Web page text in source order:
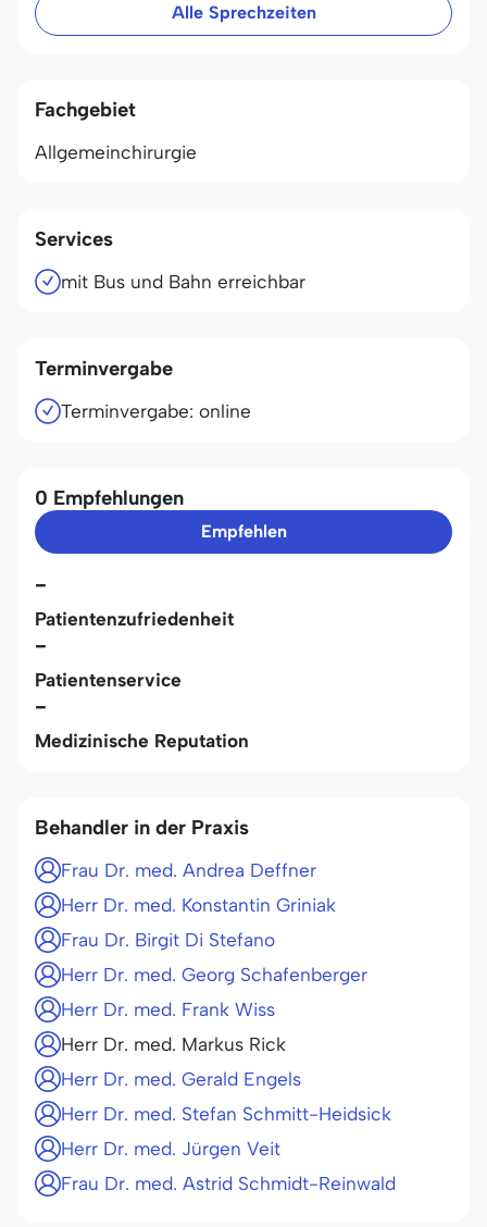
Alle Sprechzeiten
Fachgebiet
Allgemeinchirurgie
Services
mit Bus und Bahn erreichbar
Terminvergabe
Terminvergabe: online
0 Empfehlungen
Empfehlen
-
Patientenzufriedenheit
-
Patientenservice
-
Medizinische Reputation
Behandler in der Praxis
Frau Dr. med. Andrea Deffner
Herr Dr. med. Konstantin Griniak
Frau Dr. Birgit Di Stefano
Herr Dr. med. Georg Schafenberger
Herr Dr. med. Frank Wiss
Herr Dr. med. Markus Rick
Herr Dr. med. Gerald Engels
Herr Dr. med. Stefan Schmitt-Heidsick
Herr Dr. med. Jürgen Veit
Frau Dr. med. Astrid Schmidt-Reinwald